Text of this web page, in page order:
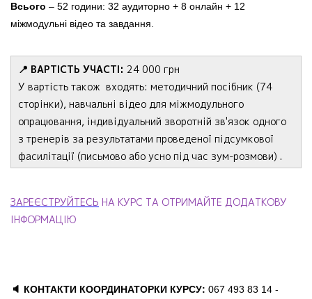
Всього – 52 години: 32 аудиторно + 8 онлайн + 12
міжмодульні відео та завдання.
📍 ВАРТІСТЬ УЧАСТІ: 24 000 грн
У вартість також входять: методичний посібник (74
сторінки), навчальні відео для міжмодульного
опрацювання, індивідуальний зворотній зв'язок одного
з тренерів за результатами проведеної підсумкової
фасилітації (письмово або усно під час зум-розмови) .
ЗАРЕЄСТРУЙТЕСЬ НА КУРС ТА ОТРИМАЙТЕ ДОДАТКОВУ
ІНФОРМАЦІЮ
🔈 КОНТАКТИ КООРДИНАТОРКИ КУРСУ: 067 493 83 14 -